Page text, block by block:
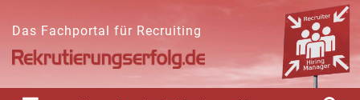
content
Das Fachportal für Recruiting